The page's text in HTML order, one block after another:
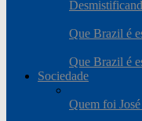
Que Brazil é
Que Brazil é
Sociedade
Quem foi